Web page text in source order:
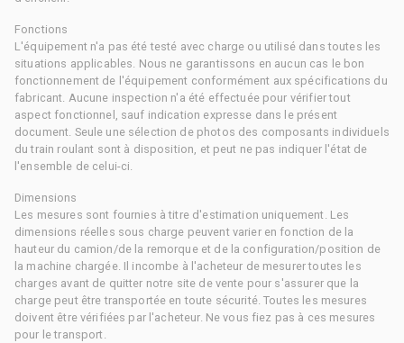
Fonctions
L'équipement n'a pas été testé avec charge ou utilisé dans toutes les
situations applicables. Nous ne garantissons en aucun cas le bon
fonctionnement de l'équipement conformément aux spécifications du
fabricant. Aucune inspection n'a été effectuée pour vérifier tout
aspect fonctionnel, sauf indication expresse dans le présent
document. Seule une sélection de photos des composants individuels
du train roulant sont à disposition, et peut ne pas indiquer l'état de
l'ensemble de celui-ci.
Dimensions
Les mesures sont fournies à titre d'estimation uniquement. Les
dimensions réelles sous charge peuvent varier en fonction de la
hauteur du camion/de la remorque et de la configuration/position de
la machine chargée. Il incombe à l'acheteur de mesurer toutes les
charges avant de quitter notre site de vente pour s'assurer que la
charge peut être transportée en toute sécurité. Toutes les mesures
doivent être vérifiées par l'acheteur. Ne vous fiez pas à ces mesures
pour le transport.